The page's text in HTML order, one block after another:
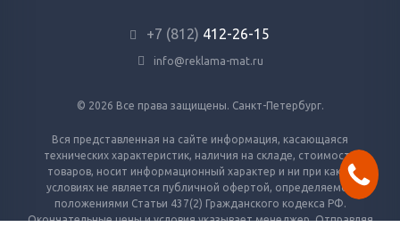
+7 (812) 412-26-15
info@reklama-mat.ru
© 2026 Все права защищены. Санкт-Петербург.
Вся представленная на сайте информация, касающаяся
технических характеристик, наличия на складе, стоимости
товаров, носит информационный характер и ни при каких
условиях не является публичной офертой, определяемой
положениями Статьи 437(2) Гражданского кодекса РФ.
Окончательные цены и условия указывает менеджер. Отправляя